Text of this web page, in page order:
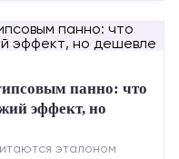
панно: что
эффект, но
эталоном